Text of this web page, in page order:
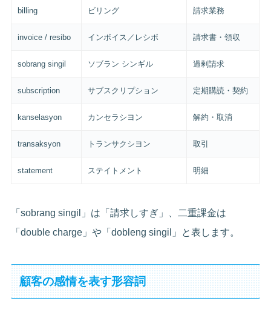
billing ビリング 請求業務
invoice / resibo インボイス／レシボ 請求書・領収
sobrang singil ソブラン シンギル 過剰請求
subscription サブスクリプション 定期購読・契約
kanselasyon カンセラシヨン 解約・取消
transaksyon トランサクシヨン 取引
statement ステイトメント 明細
「sobrang singil」は「請求しすぎ」、二重課金は
「double charge」や「dobleng singil」と表します。
顧客の感情を表す形容詞